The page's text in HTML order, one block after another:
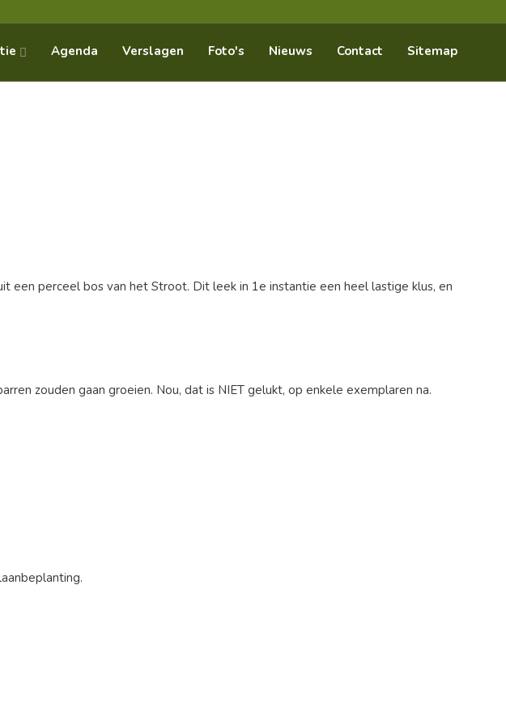
Agenda Verslagen Foto's Nieuws Contact Sitemap
perceel bos van het Stroot. Dit leek in 1e instantie een heel lastige klus, en
zouden gaan groeien. Nou, dat is NIET gelukt, op enkele exemplaren na.